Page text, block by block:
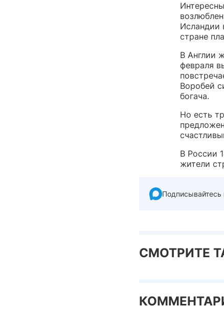
Исландии
стране
В Англии
февраля
Воробей
богача.
Но есть
В России
жители
Подписывайтесь
СМОТРИТЕ